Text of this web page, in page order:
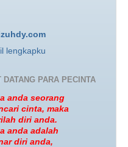
lengkapku
DATANG PARA PECINTA
anda seorang
cinta, maka
diri anda.
anda adalah
diri anda,